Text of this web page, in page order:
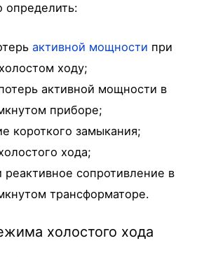
активной мощности при
ходу;
активной мощности в
приборе;
короткого замыкания;
хода;
реактивное сопротивление в
трансформаторе.
холостого хода